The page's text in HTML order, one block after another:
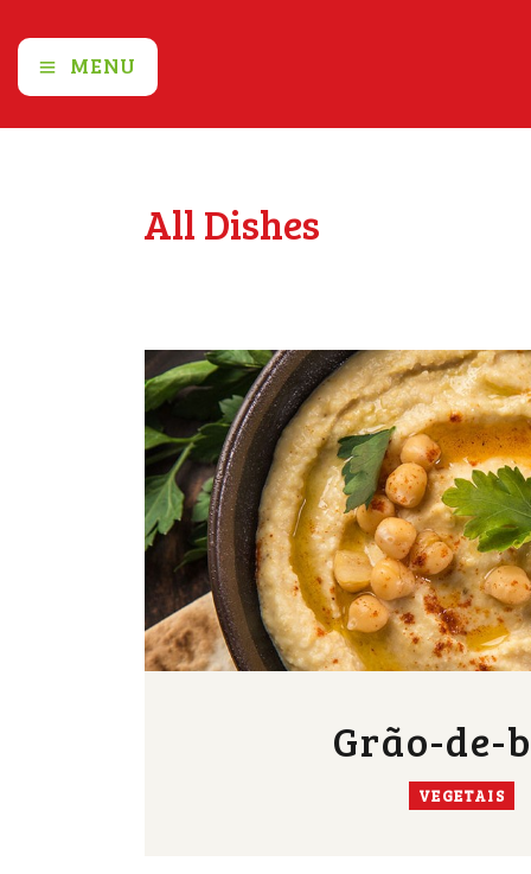
MENU
All Dishes
Grão-de-
VEGETAIS